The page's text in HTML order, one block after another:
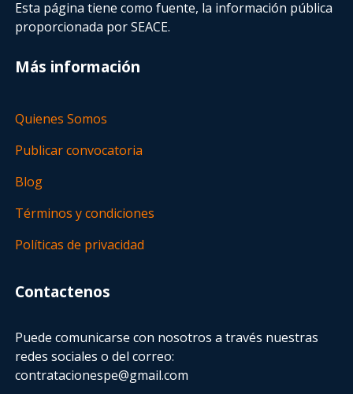
Esta página tiene como fuente, la información pública
proporcionada por SEACE.
Más información
Quienes Somos
Publicar convocatoria
Blog
Términos y condiciones
Políticas de privacidad
Contactenos
Puede comunicarse con nosotros a través nuestras
redes sociales o del correo:
contratacionespe@gmail.com